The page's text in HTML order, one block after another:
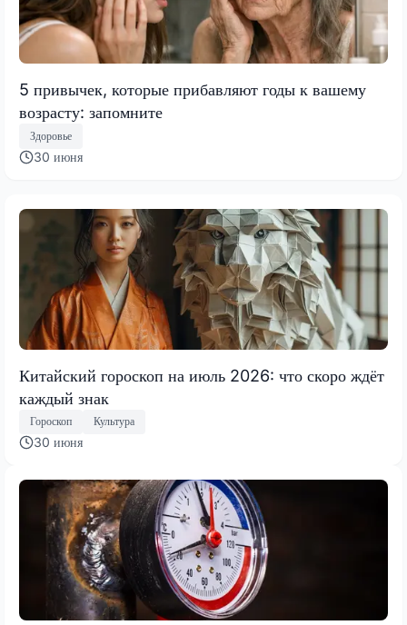
5 привычек, которые прибавляют годы к вашему
возрасту: запомните
Здоровье
30 июня
Китайский гороскоп на июль 2026: что скоро ждёт
каждый знак
Гороскоп Культура
30 июня